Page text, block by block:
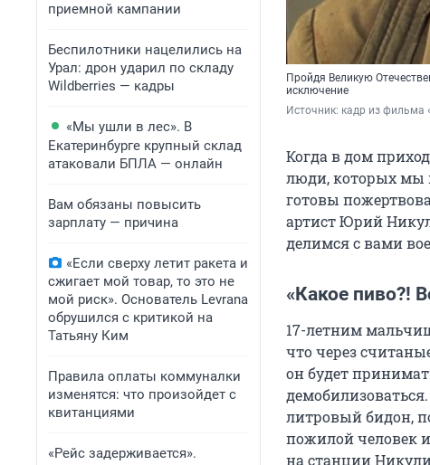
приемной кампании
Беспилотники нацелились на
Урал: дрон ударил по складу
Wildberries — кадры
«Мы ушли в лес». В
Екатеринбурге крупный склад
атаковали БПЛА — онлайн
Вам обязаны повысить
зарплату — причина
«Если сверху летит ракета и
сжигает мой товар, то это не
мой риск». Основатель Levrana
обрушился с критикой на
Татьяну Ким
Правила оплаты коммуналки
изменятся: что произойдет с
квитанциями
«Рейс задерживается».
Пройдя Великую
исключение
Источник: кадр из фильма
Когда в дом
люди, которых мы
готовы
артист Юрий
делимся с вами
«Какое пиво?!
17-летним
что через
он будет
литровый бидон,
пожилой человек
на станции